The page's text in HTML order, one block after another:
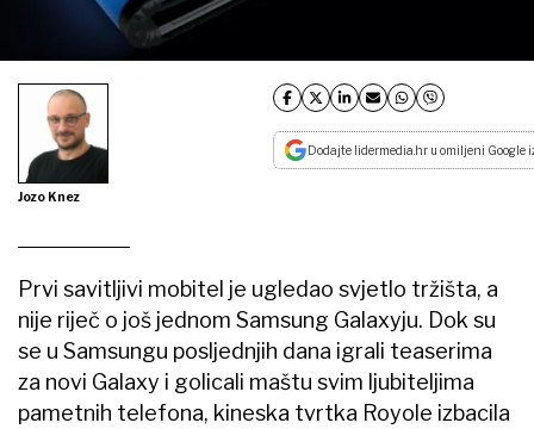
Jozo Knez
Dodajte lidermedia.hr u omiljeni Google
Prvi savitljivi mobitel je ugledao svjetlo tržišta, a
nije riječ o još jednom Samsung Galaxyju. Dok su
se u Samsungu posljednjih dana igrali teaserima
za novi Galaxy i golicali maštu svim ljubiteljima
pametnih telefona, kineska tvrtka Royole izbacila